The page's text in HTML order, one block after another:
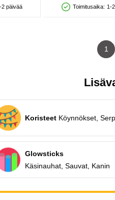
2 päivää
Saatavuus:
Toimitusaika: 1-
1
Koristeet Köynnökset,
Glowsticks
Käsinauhat, Sauvat, Kanin